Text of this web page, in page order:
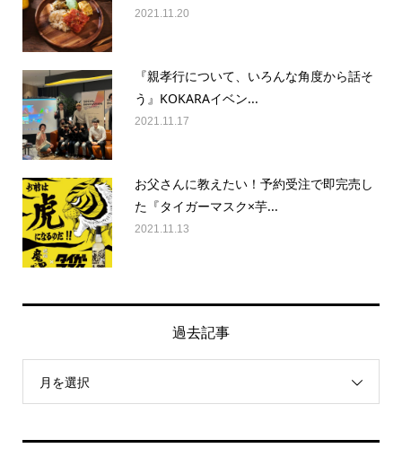
2021.11.20
『親孝行について、いろんな角度から話そ
う』KOKARAイベン...
2021.11.17
お父さんに教えたい！予約受注で即完売し
た『タイガーマスク×芋...
2021.11.13
過去記事
月を選択